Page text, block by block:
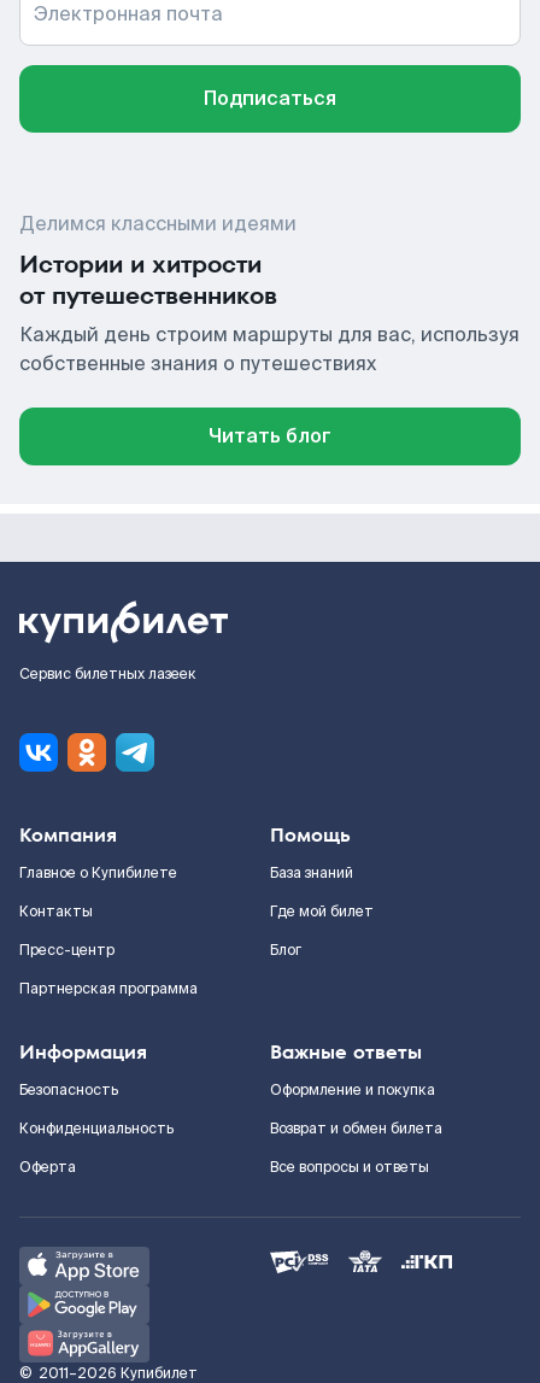
Электронная почта
Подписаться
Делимся классными идеями
Истории и хитрости
от путешественников
Каждый день строим маршруты для вас, используя
собственные знания о путешествиях
Читать блог
Сервис билетных лазеек
Компания
Главное о Купибилете
Контакты
Пресс-центр
Партнерская программа
Помощь
База знаний
Где мой билет
Блог
Информация
Безопасность
Конфиденциальность
Оферта
Важные ответы
Оформление и покупка
Возврат и обмен билета
Все вопросы и ответы
© 2011–2026 Купибилет